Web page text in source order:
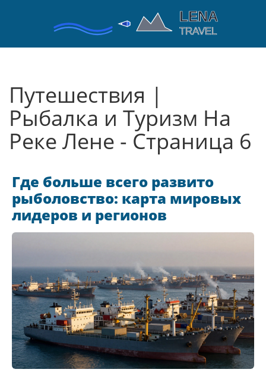
Путешествия |
Рыбалка и Туризм На
Реке Лене - Страница 6
Где больше всего развито
рыболовство: карта мировых
лидеров и регионов